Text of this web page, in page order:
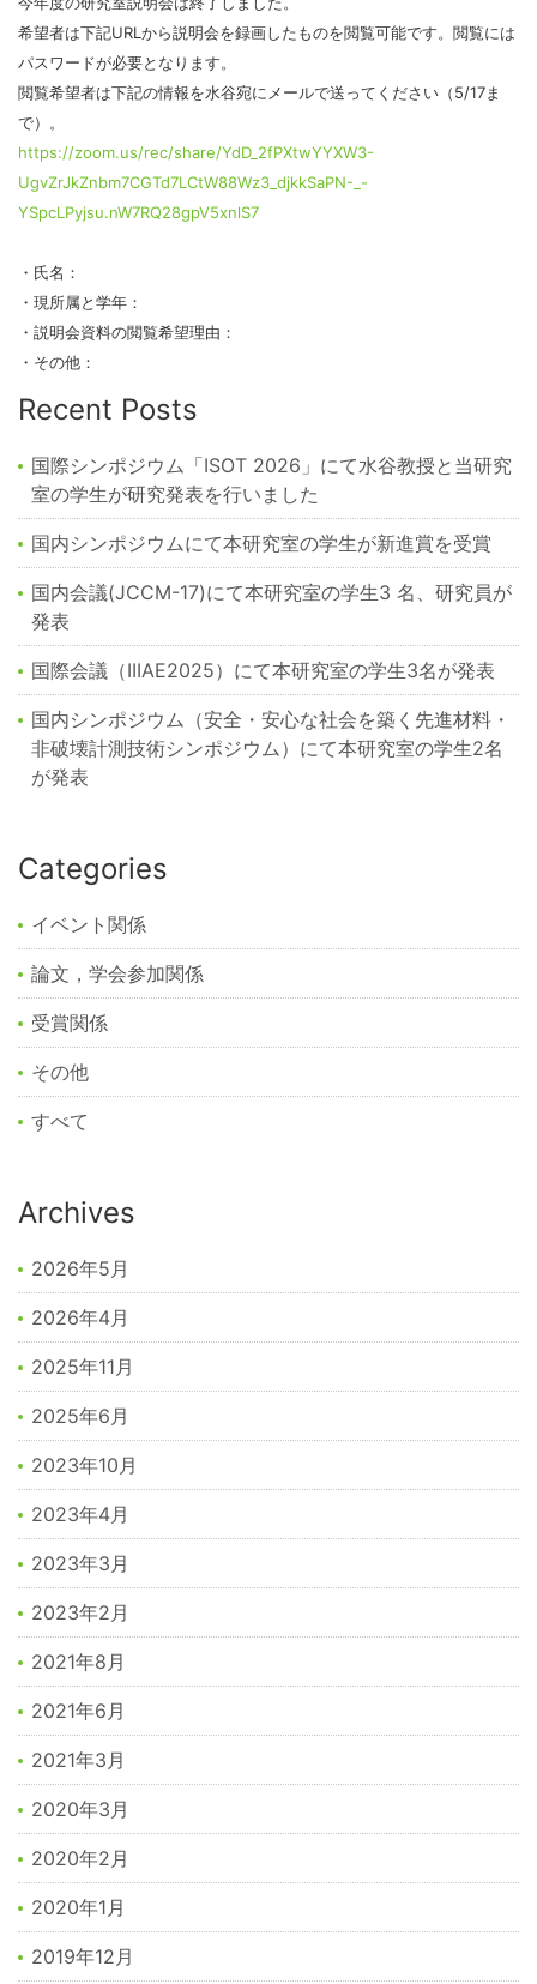
希望者は下記URLから説明会を録画したものを閲覧可能です。閲覧には
パスワードが必要となります。
閲覧希望者は下記の情報を水谷宛にメールで送ってください（5/17ま
で）。
https://zoom.us/rec/share/YdD_2fPXtwYYXW3-
UgvZrJkZnbm7CGTd7LCtW88Wz3_djkkSaPN-_-
YSpcLPyjsu.nW7RQ28gpV5xnlS7
・氏名：
・現所属と学年：
・説明会資料の閲覧希望理由：
・その他：
Recent Posts
国際シンポジウム「ISOT 2026」にて水谷教授と当研究
室の学生が研究発表を行いました
国内シンポジウムにて本研究室の学生が新進賞を受賞
国内会議(JCCM-17)にて本研究室の学生3 名、研究員が
発表
国際会議（IIIAE2025）にて本研究室の学生3名が発表
国内シンポジウム（安全・安心な社会を築く先進材料・
非破壊計測技術シンポジウム）にて本研究室の学生2名
が発表
Categories
イベント関係
論文，学会参加関係
受賞関係
その他
すべて
Archives
2026年5月
2026年4月
2025年11月
2025年6月
2023年10月
2023年4月
2023年3月
2023年2月
2021年8月
2021年6月
2021年3月
2020年3月
2020年2月
2020年1月
2019年12月